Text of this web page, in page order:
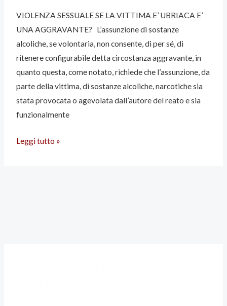
VIOLENZA SESSUALE SE LA VITTIMA E’ UBRIACA E’
UNA AGGRAVANTE? L’assunzione di sostanze
alcoliche, se volontaria, non consente, di per sé, di
ritenere configurabile detta circostanza aggravante, in
quanto questa, come notato, richiede che l’assunzione, da
parte della vittima, di sostanze alcoliche, narcotiche sia
stata provocata o agevolata dall’autore del reato e sia
funzionalmente
UNA
AGGRAVANTE?
Leggi tutto »